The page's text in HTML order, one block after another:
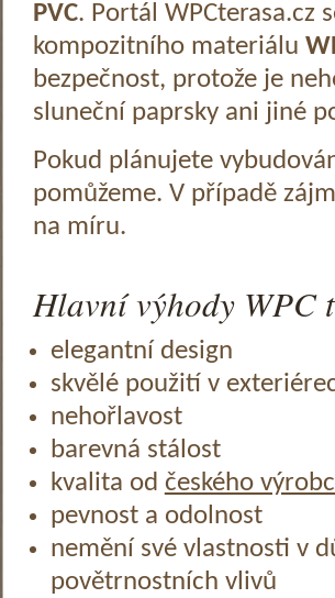
PVC. Portál WPCterasa.cz
kompozitního materiálu
bezpečnost, protože je
sluneční paprsky ani jiné
Pokud plánujete
pomůžeme. V případě
na míru.
Hlavní výhody WPC
elegantní design
skvělé použití v
nehořlavost
barevná stálost
kvalita od českého
pevnost a odolnost
nemění své vlastnosti v
povětrnostních vlivů